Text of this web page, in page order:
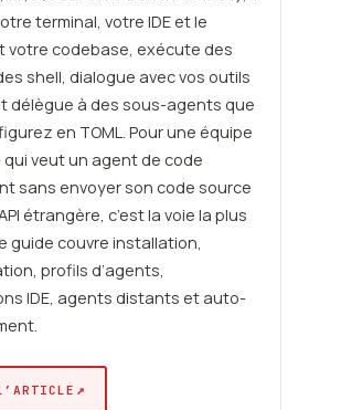
terminal, votre IDE et le
votre codebase, exécute des
shell, dialogue avec vos outils
délègue à des sous-agents que
en TOML. Pour une équipe
veut un agent de code
sans envoyer son code source
étrangère, c’est la voie la plus
guide couvre installation,
profils d’agents,
IDE, agents distants et auto-
↗